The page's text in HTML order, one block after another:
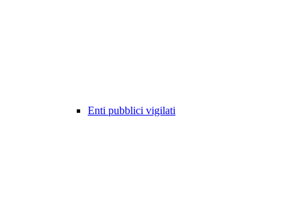
Enti pubblici vigilati